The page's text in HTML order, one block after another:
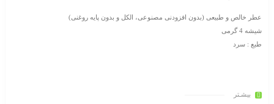
عطر خالص و طبیعی (بدون افزودنی مصنوعی، الکل و بدون پایه روغنی)
شیشه 4 گرمی
طبع : سرد
بیشـتر